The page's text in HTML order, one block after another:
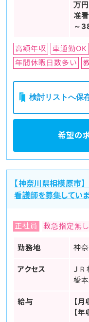
万
准
～
高額年収 車通勤OK
年間休暇日数多い
検討リストへ保
希望の
【神奈川県相模原市
看護師を募集していま
正社員 救急指定無
勤務地 神
アクセス
Ｊ
橋
給与
【
【